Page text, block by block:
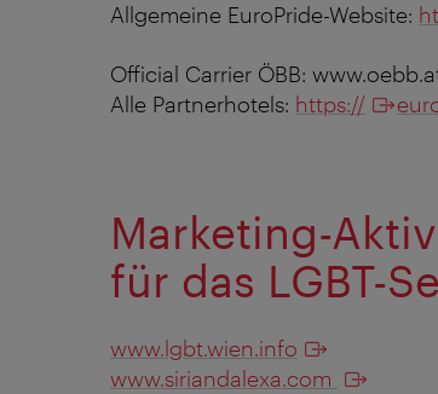
Allgemeine EuroPride-Website:
Official Carrier ÖBB:
Alle Partnerhotels: https://
Marketing-
für das LGBT-
www.lgbt.wien.info
www.siriandalexa.com